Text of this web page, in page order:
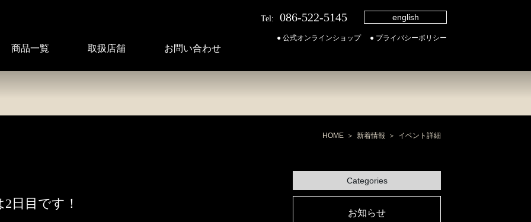
Tel: 086-522-5145 english
● 公式オンラインショップ ● プライバシーポリシー
商品一覧 取扱店舗 お問い合わせ
HOME 新着情報 イベント詳細
日目です！
Categories
お知らせ